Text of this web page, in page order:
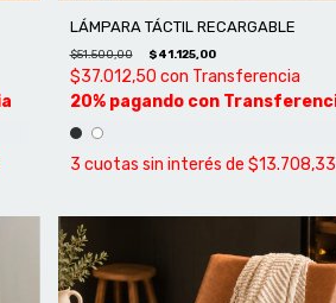
LÁMPARA TÁCTIL RECARGABLE
$51.500,00 $41.125,00
$37.012,50 con Transferencia
3 cuotas sin interés de $13.708,33